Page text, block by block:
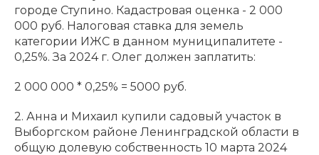
городе Ступино. Кадастровая оценка - 2 000
000 руб. Налоговая ставка для земель
категории ИЖС в данном муниципалитете -
0,25%. За 2024 г. Олег должен заплатить:
2 000 000 * 0,25% = 5000 руб.
2. Анна и Михаил купили садовый участок в
Выборгском районе Ленинградской области в
общую долевую собственность 10 марта 2024